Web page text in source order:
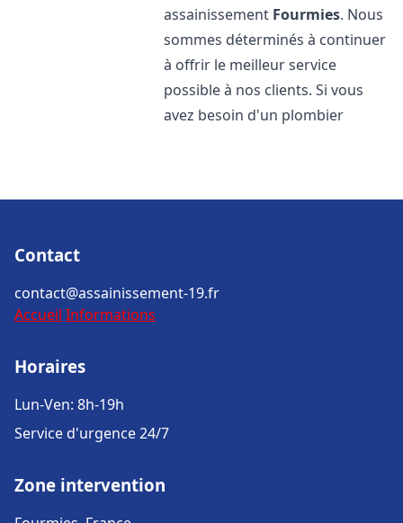
assainissement Fourmies. Nous
sommes déterminés à continuer
à offrir le meilleur service
possible à nos clients. Si vous
avez besoin d'un plombier
Contact
contact@assainissement-19.fr
Accueil Informations
Horaires
Lun-Ven: 8h-19h
Service d'urgence 24/7
Zone intervention